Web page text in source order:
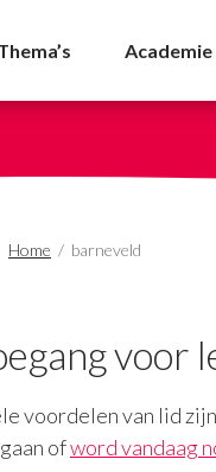
Academie
Home / barneveld
voor
voordelen van lid
ofword vandaag